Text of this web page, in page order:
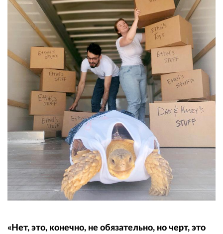
«Нет, это, конечно, не обязательно, но черт, это